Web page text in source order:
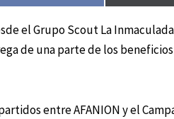
el Grupo Scout La
de una parte de los
entre AFANION y el